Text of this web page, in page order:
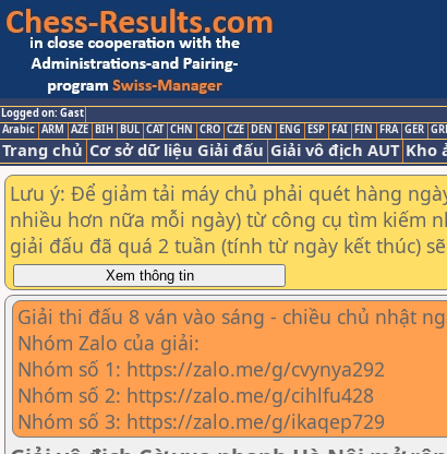
Logged on: Gast
Arabic ARM AZE BIH BUL CAT CHN CRO CZE DEN ENG ESP FAI FIN FRA GER
Trang chủ Cơ sở dữ liệu Giải đấu Giải vô địch AUT Kho
Lưu ý: Để giảm tải máy chủ phải quét hàng
nhiều hơn nữa mỗi ngày) từ công cụ tìm kiếm
giải đấu đã quá 2 tuần (tính từ ngày kết thúc)
Giải thi đấu 8 ván vào sáng - chiều chủ nhật
Nhóm Zalo của giải:
Nhóm số 1: https://zalo.me/g/cvynya292
Nhóm số 2: https://zalo.me/g/cihlfu428
Nhóm số 3: https://zalo.me/g/ikaqep729